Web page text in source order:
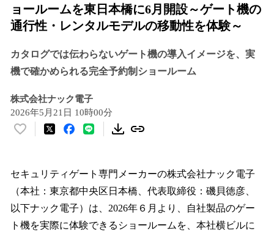
ョールームを東日本橋に6月開設～ゲート機の
通行性・レンタルモデルの移動性を体験～
カタログでは伝わらないゲート機の導入イメージを、実
機で確かめられる完全予約制ショールーム
株式会社ナック電子
2026年5月21日 10時00分
い
！
数
を
読
み
セキュリティゲート専門メーカーの株式会社ナック電子
（本社：東京都中央区日本橋、代表取締役：磯貝徳彦、
以下ナック電子）は、2026年６月より、自社製品のゲー
ト機を実際に体験できるショールームを、本社横ビルに